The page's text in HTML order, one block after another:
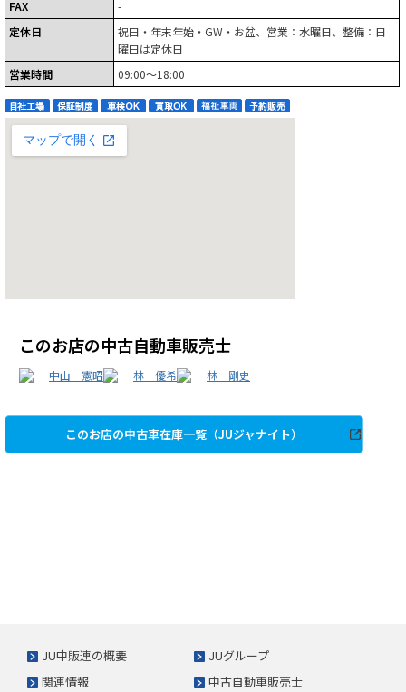
FAX
-
定休日
祝日・年末年始・GW・お盆、営業：水曜日、整備：日
曜日は定休日
営業時間
09:00～18:00
このお店の中古自動車販売士
中山 憲昭 林 優希 林 剛史
このお店の中古車在庫一覧（JUジャナイト）
JU中販連の概要
JUグループ
関連情報
中古自動車販売士